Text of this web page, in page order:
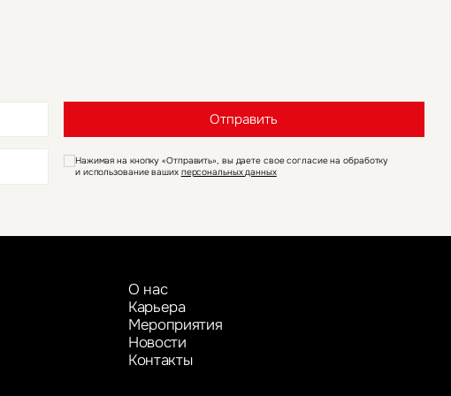
Отправить
Нажимая на кнопку «Отправить», вы даете свое согласие на обработку
и использование ваших персональных данных
О нас
Карьера
Мероприятия
Новости
Контакты